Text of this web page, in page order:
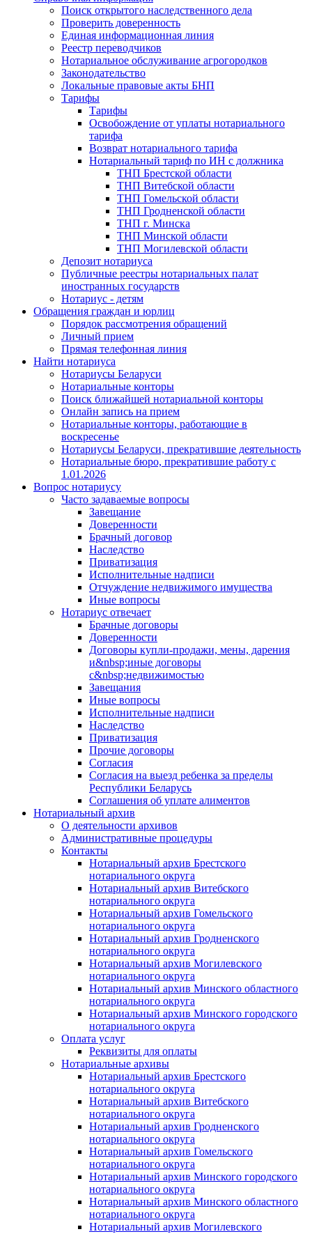
Поиск открытого наследственного дела
Проверить доверенность
Единая информационная линия
Реестр переводчиков
Нотариальное обслуживание агрогородков
Законодательство
Локальные правовые акты БНП
Тарифы
Тарифы
Освобождение от уплаты нотариального
тарифа
Возврат нотариального тарифа
Нотариальный тариф по ИН с должника
ТНП Брестской области
ТНП Витебской области
ТНП Гомельской области
ТНП Гродненской области
ТНП г. Минска
ТНП Минской области
ТНП Могилевской области
Депозит нотариуса
Публичные реестры нотариальных палат
иностранных государств
Нотариус - детям
Обращения граждан и юрлиц
Порядок рассмотрения обращений
Личный прием
Прямая телефонная линия
Найти нотариуса
Нотариусы Беларуси
Нотариальные конторы
Поиск ближайшей нотариальной конторы
Онлайн запись на прием
Нотариальные конторы, работающие в
воскресенье
Нотариусы Беларуси, прекратившие деятельность
Нотариальные бюро, прекратившие работу с
1.01.2026
Вопрос нотариусу
Часто задаваемые вопросы
Завещание
Доверенности
Брачный договор
Наследство
Приватизация
Исполнительные надписи
Отчуждение недвижимого имущества
Иные вопросы
Нотариус отвечает
Брачные договоры
Доверенности
Договоры купли-продажи, мены, дарения
и&nbsp;иные договоры
с&nbsp;недвижимостью
Завещания
Иные вопросы
Исполнительные надписи
Наследство
Приватизация
Прочие договоры
Согласия
Согласия на выезд ребенка за пределы
Республики Беларусь
Соглашения об уплате алиментов
Нотариальный архив
О деятельности архивов
Административные процедуры
Контакты
Нотариальный архив Брестского
нотариального округа
Нотариальный архив Витебского
нотариального округа
Нотариальный архив Гомельского
нотариального округа
Нотариальный архив Гродненского
нотариального округа
Нотариальный архив Могилевского
нотариального округа
Нотариальный архив Минского областного
нотариального округа
Нотариальный архив Минского городского
нотариального округа
Оплата услуг
Реквизиты для оплаты
Нотариальные архивы
Нотариальный архив Брестского
нотариального округа
Нотариальный архив Витебского
нотариального округа
Нотариальный архив Гродненского
нотариального округа
Нотариальный архив Гомельского
нотариального округа
Нотариальный архив Минского городского
нотариального округа
Нотариальный архив Минского областного
нотариального округа
Нотариальный архив Могилевского